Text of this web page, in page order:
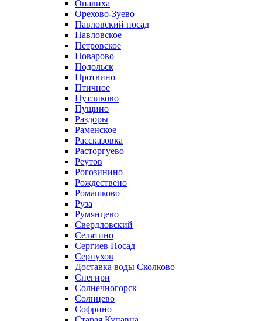
Опалиха
Орехово-Зуево
Павловский посад
Павловское
Петровское
Поварово
Подольск
Протвино
Птичное
Путликово
Пущино
Раздоры
Раменское
Рассказовка
Расторгуево
Реутов
Рогозинино
Рождествено
Ромашково
Руза
Румянцево
Свердловский
Селятино
Сергиев Посад
Серпухов
Доставка воды Сколково
Снегири
Солнечногорск
Солнцево
Софрино